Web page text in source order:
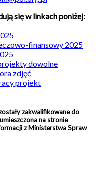
się w linkach poniżej:
finansowy 2025
dowolne
zdjęć
projekt
zakwalifikowane do
na stronie
z Ministerstwa Spraw